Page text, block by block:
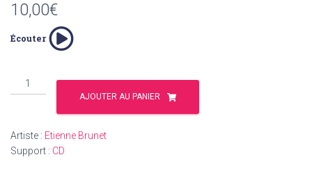
10,00€
Écouter
quantité
de
Improvisations
AJOUTER AU PANIER
Artiste : Etienne Brunet
Support : CD